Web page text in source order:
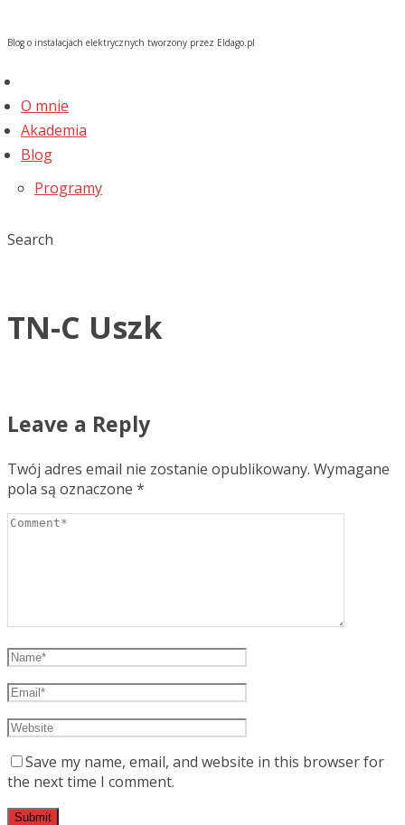
Blog o instalacjach elektrycznych tworzony przez Eldago.pl
O mnie
Akademia
Blog
Programy
Search
TN-C Uszk
Leave a Reply
Twój adres email nie zostanie opublikowany. Wymagane
pola są oznaczone *
Save my name, email, and website in this browser for
the next time I comment.